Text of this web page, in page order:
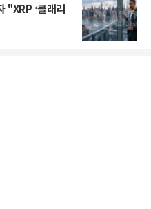
"XRP ‘클래리